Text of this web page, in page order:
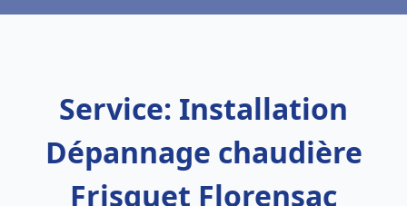
Service: Installation
Dépannage chaudière
Frisquet Florensac